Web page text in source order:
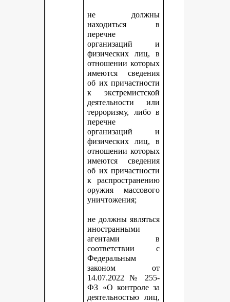
не должны
находиться в
перечне
организаций и
физических лиц, в
отношении которых
имеются сведения
об их причастности
к экстремистской
деятельности или
терроризму, либо в
перечне
организаций и
физических лиц, в
отношении которых
имеются сведения
об их причастности
к распространению
оружия массового
уничтожения;
не должны являться
иностранными
агентами в
соответствии с
Федеральным
законом от
14.07.2022 № 255-
ФЗ «О контроле за
деятельностью лиц,